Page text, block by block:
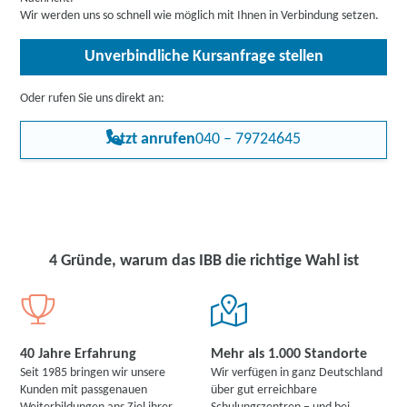
Wir werden uns so schnell wie möglich mit Ihnen in Verbindung setzen.
Unverbindliche Kursanfrage stellen
Oder rufen Sie uns direkt an:
Jetzt anrufen040 – 79724645
4 Gründe, warum das IBB die richtige Wahl ist
40 Jahre Erfahrung
Seit 1985 bringen wir unsere
Kunden mit passgenauen
Mehr als 1.000 Standorte
Wir verfügen in ganz Deutschland
über gut erreichbare